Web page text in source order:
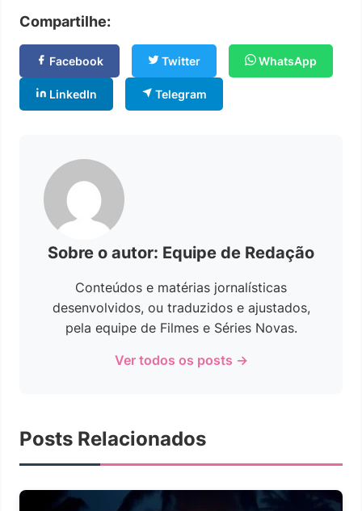
Compartilhe:
Facebook Twitter WhatsApp
LinkedIn Telegram
Sobre o autor: Equipe de Redação
Conteúdos e matérias jornalísticas
desenvolvidos, ou traduzidos e ajustados,
pela equipe de Filmes e Séries Novas.
Ver todos os posts →
Posts Relacionados